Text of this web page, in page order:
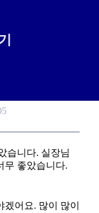
습니다. 실장님
무 좋았습니다.
어요. 많이 많이